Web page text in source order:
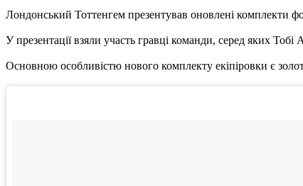
Лондонський Тоттенгем презентував оновлені комплекти
У презентації взяли участь гравці команди, серед яких
Основною особливістю нового комплекту екіпіровки є